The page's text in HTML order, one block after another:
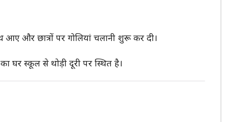
और छात्रों पर गोलियां चलानी शुरू कर दी।
घर स्कूल से थोड़ी दूरी पर स्थित है।